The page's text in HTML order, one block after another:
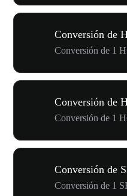
Conversión de
Conversión de 1
Conversión de
Conversión de 1
Conversión de
Conversión de 1